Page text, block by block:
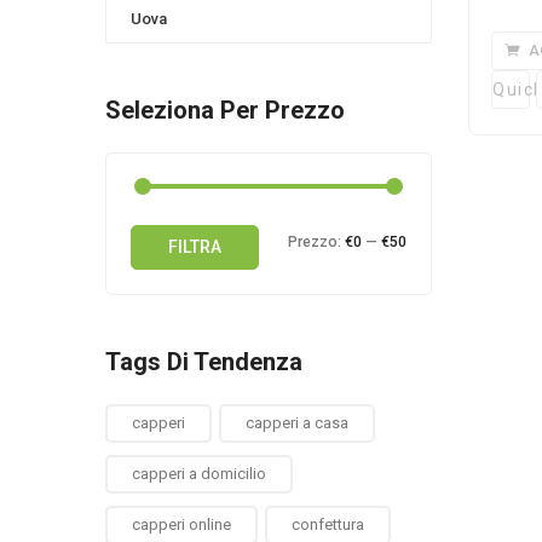
Uova
Seleziona Per Prezzo
Prezzo
Prezzo
FILTRA Prezzo: €0 — €50
Tags Di Tendenza
capperi capperi a casa
capperi a domicilio
capperi online confettura